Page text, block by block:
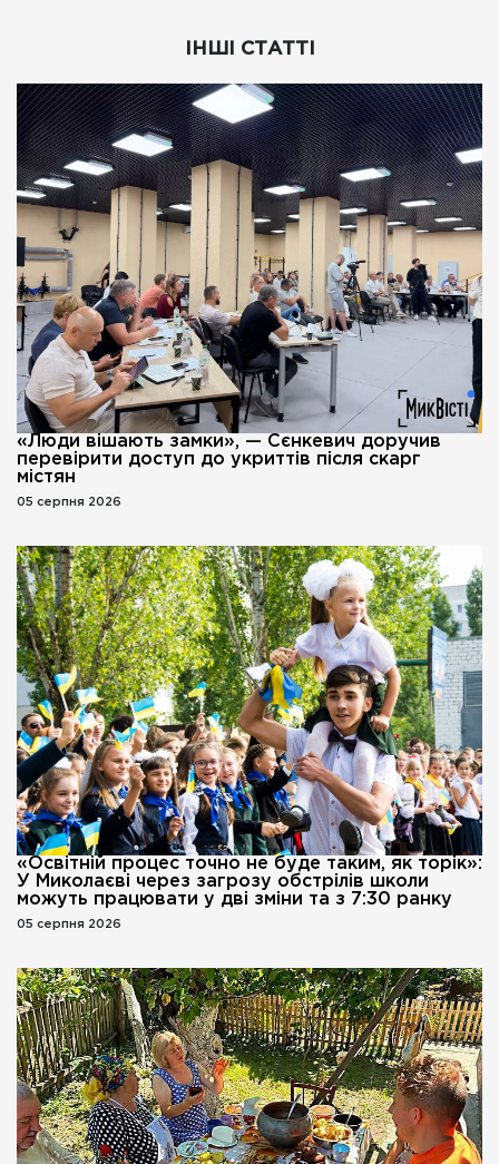
ІНШІ СТАТТІ
«Люди вішають замки», — Сєнкевич доручив
перевірити доступ до укриттів після скарг
містян
05 серпня 2026
«Освітній процес точно не буде таким, як торік»:
У Миколаєві через загрозу обстрілів школи
можуть працювати у дві зміни та з 7:30 ранку
05 серпня 2026